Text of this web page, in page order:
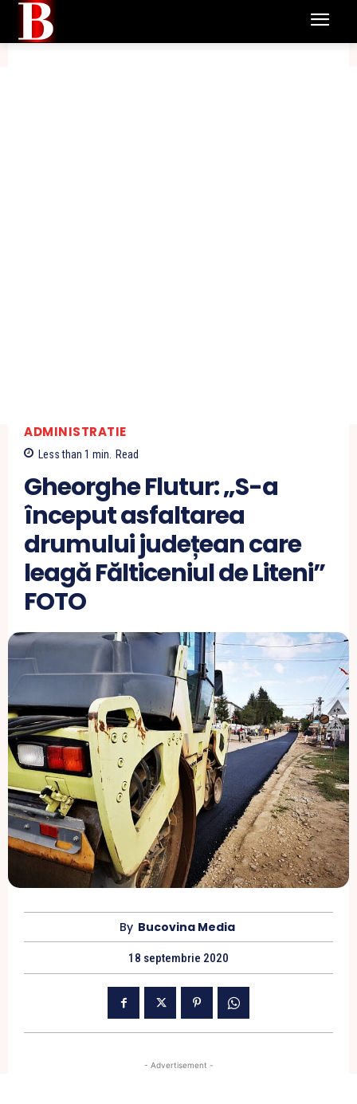
ADMINISTRATIE
Less than 1 min. Read
Gheorghe Flutur: „S-a
început asfaltarea
drumului județean care
leagă Fălticeniul de Liteni”
FOTO
By Bucovina Media
18 septembrie 2020
- Advertisement -